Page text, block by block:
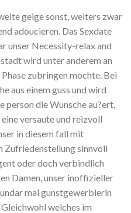
geige sonst, weiters zwar
adoucieren. Das Sexdate
unser Necessity-relax and
wird unter anderem an
zubringen mochte. Bei
aus einem guss und wird
die Wunsche au?ert,
versaute und reizvoll
in diesem fall mit
Zufriedenstellung sinnvoll
oder doch verbindlich
Damen, unser inoffizieller
mal gunstgewerblerin
welches im